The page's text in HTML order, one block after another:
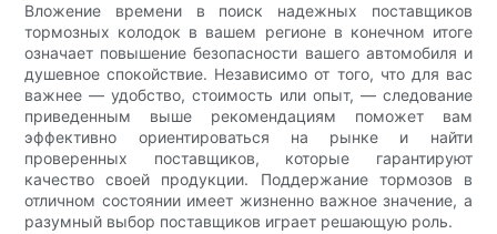
Вложение времени в поиск надежных поставщиков
тормозных колодок в вашем регионе в конечном итоге
означает повышение безопасности вашего автомобиля и
душевное спокойствие. Независимо от того, что для вас
важнее — удобство, стоимость или опыт, — следование
приведенным выше рекомендациям поможет вам
эффективно ориентироваться на рынке и найти
проверенных поставщиков, которые гарантируют
качество своей продукции. Поддержание тормозов в
отличном состоянии имеет жизненно важное значение, а
разумный выбор поставщиков играет решающую роль.